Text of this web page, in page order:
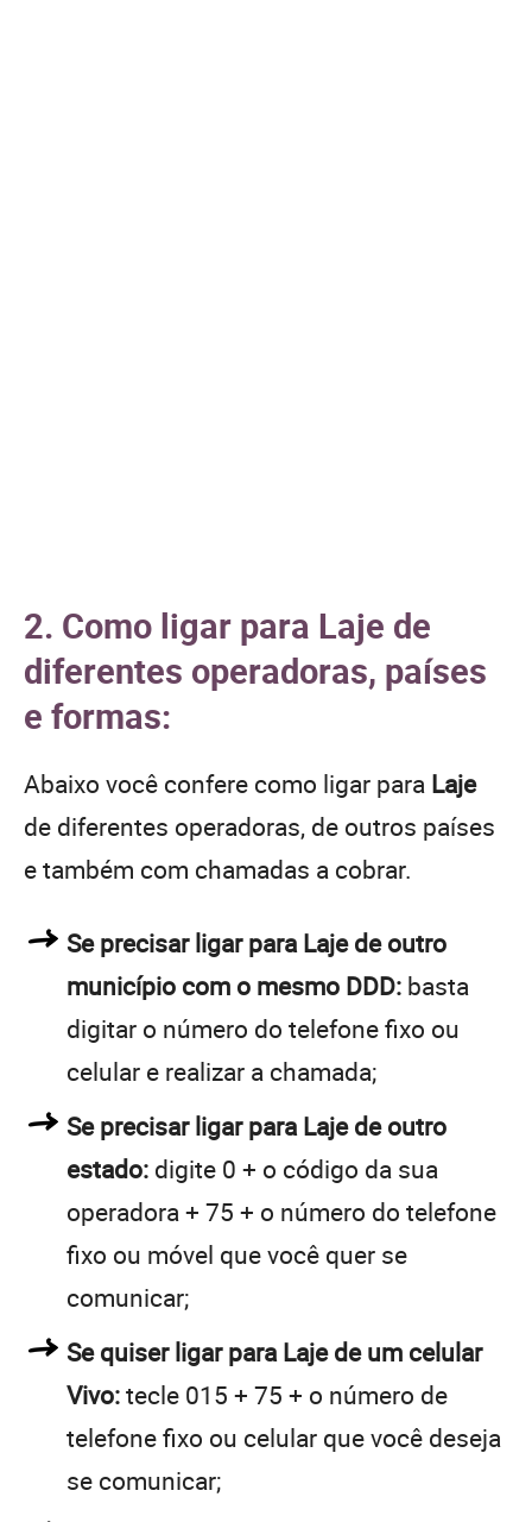
2. Como ligar para Laje de
diferentes operadoras, países
e formas:
Abaixo você confere como ligar para Laje
de diferentes operadoras, de outros países
e também com chamadas a cobrar.
Se precisar ligar para Laje de outro
município com o mesmo DDD: basta
digitar o número do telefone fixo ou
celular e realizar a chamada;
Se precisar ligar para Laje de outro
estado: digite 0 + o código da sua
operadora + 75 + o número do telefone
fixo ou móvel que você quer se
comunicar;
Se quiser ligar para Laje de um celular
Vivo:tecle 015 + 75 + o número de
telefone fixo ou celular que você deseja
se comunicar;